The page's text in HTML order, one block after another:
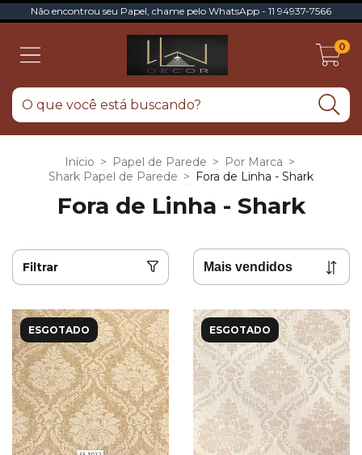
Não encontrou seu Papel, chame pelo WhatsApp - 11 94937-7566
0
Início > Papel de Parede > Por Marca >
Shark Papel de Parede > Fora de Linha - Shark
Fora de Linha - Shark
Filtrar
ESGOTADO ESGOTADO